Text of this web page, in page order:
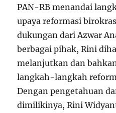
PAN-RB menandai
upaya reformasi
dukungan dari Azwar
berbagai pihak, Rini
melanjutkan dan
langkah-langkah
Dengan pengetahuan
dimilikinya, Rini